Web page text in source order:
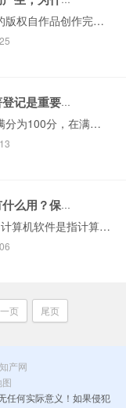
在我们国家，一件作品的版权自作品创作完成之日起便自动产生，很多人会问“那为什么还要进行版权登记呢？”登记版权是为了保护作者的版···
高企申报看过来，软著登记是重要加分项！
高新企业创新能力评价满分为100分，在满足认定基本条件的基础上，同时评分达到71分及以上才能通过认定。企业创新能力主要从知识产权、科技成果转化能力、研···
软著问答丨软著登记有什么用？保护期限多久？
1、什么是计算机软件？计算机软件是指计算机程序及其有关文档。计算机程序是指为了得到某种结果而可以由计算机等具有信息处理能力的装置执行的代码化指令序列，···
页 尾页
产网
任何实际意义！如果侵犯